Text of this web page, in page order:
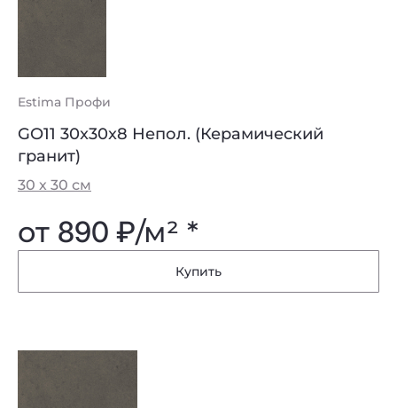
Estima Профи
GO11 30x30x8 Непол. (Керамический
гранит)
30 х 30 см
от 890 ₽/м² *
Купить